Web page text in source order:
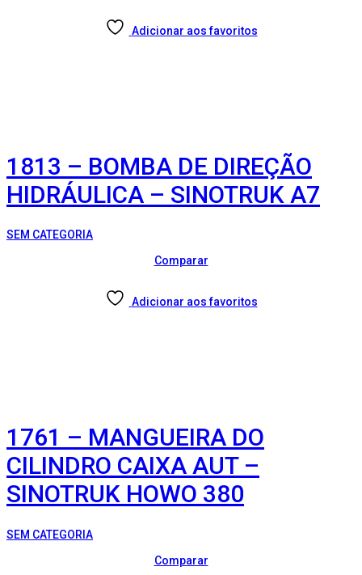
Adicionar aos favoritos
1813 – BOMBA DE DIREÇÃO
HIDRÁULICA – SINOTRUK A7
SEM CATEGORIA
Comparar
Adicionar aos favoritos
1761 – MANGUEIRA DO
CILINDRO CAIXA AUT –
SINOTRUK HOWO 380
SEM CATEGORIA
Comparar